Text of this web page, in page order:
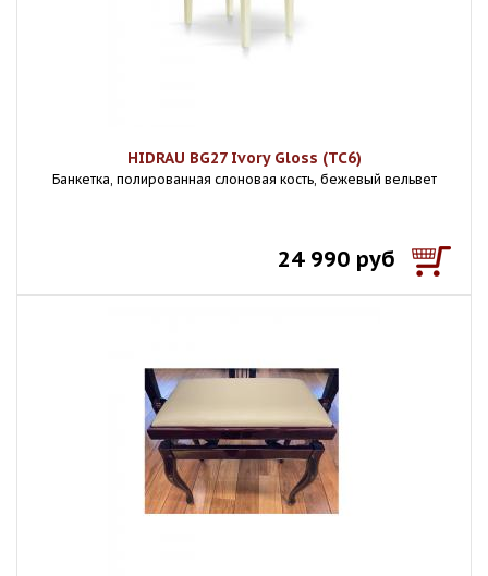
HIDRAU BG27 Ivory Gloss (TC6)
Банкетка, полированная слоновая кость, бежевый вельвет
24 990 руб